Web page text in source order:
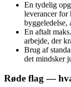
En tydelig
leverancer for
byggeledelse,
En aftalt
arbejde, der
Brug af
det mindsker
Røde flag —